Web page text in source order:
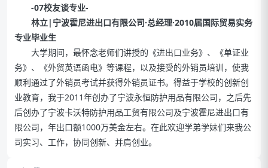
-07校友谈专业-
林立|宁波霍尼进出口有限公司·总经理·2010届国际贸易实务
专业毕业生
大学期间，最怀念老师们讲授的《进出口业务》、《单证业
务》、《外贸英语函电》等课程，以及接受的外销员培训，使我
顺利通过了外销员考试并获得外销员证书。得益于学校的创新创
业教育，我于2011年创办了宁波永恒防护用品有限公司，之后先
后创办了宁波卡沃特防护用品工贸有限公司及宁波霍尼进出口有
限公司，年出口额1000万美金左右。在此欢迎学弟学妹们来我公
司实习、工作，协同创新、并肩创业。